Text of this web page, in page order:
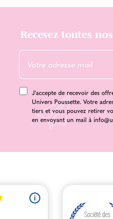
Recevez toutes
J'accepte de recevoir des
Univers Poussette. Votre
tiers et vous pouvez retirer
en envoyant un mail à